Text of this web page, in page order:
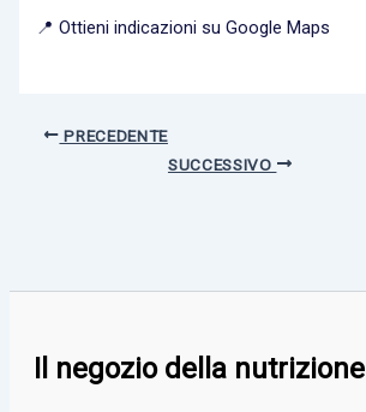
📍 Ottieni indicazioni su Google Maps
PRECEDENTE
SUCCESSIVO
Il negozio della nutrizione